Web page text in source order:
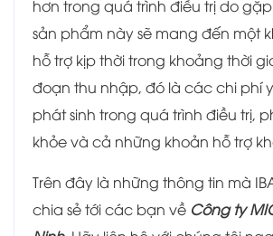
hơn trong quá trình điều trị do
sản phẩm này sẽ mang đến một
hỗ trợ kịp thời trong khoảng thời
đoạn thu nhập, đó là các chi phí
phát sinh trong quá trình điều trị,
khỏe và cả những khoản hỗ trợ
Trên đây là những thông tin mà
chia sẻ tới các bạn về Công ty